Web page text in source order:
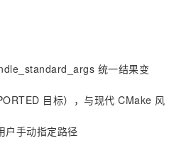
统一结果变
目标），与现代 CMake 风
户手动指定路径